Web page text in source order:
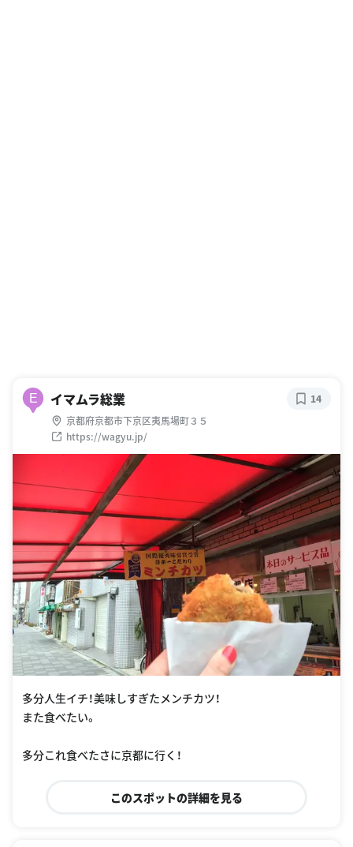
E イマムラ総業
京都府京都市下京区夷馬場町３５
https://wagyu.jp/
14
多分人生イチ！美味しすぎたメンチカツ！
また食べたい。
多分これ食べたさに京都に行く！
このスポットの詳細を見る